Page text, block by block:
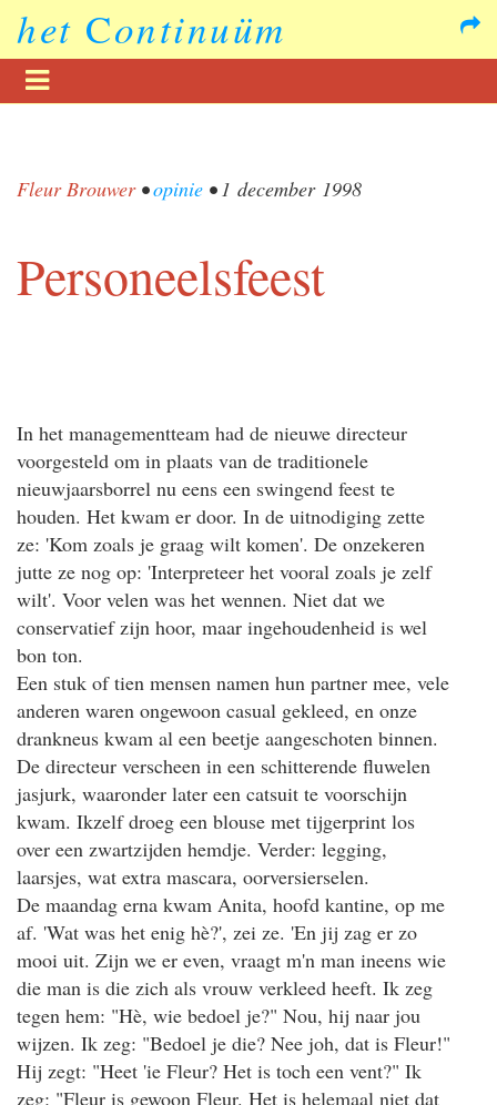
het Continuüm
Fleur Brouwer•opinie • 1 december 1998
Personeelsfeest
In het managementteam had de nieuwe directeur
voorgesteld om in plaats van de traditionele
nieuwjaarsborrel nu eens een swingend feest te
houden. Het kwam er door. In de uitnodiging zette
ze: 'Kom zoals je graag wilt komen'. De onzekeren
jutte ze nog op: 'Interpreteer het vooral zoals je zelf
wilt'. Voor velen was het wennen. Niet dat we
conservatief zijn hoor, maar ingehoudenheid is wel
bon ton.
Een stuk of tien mensen namen hun partner mee, vele
anderen waren ongewoon casual gekleed, en onze
drankneus kwam al een beetje aangeschoten binnen.
De directeur verscheen in een schitterende fluwelen
jasjurk, waaronder later een catsuit te voorschijn
kwam. Ikzelf droeg een blouse met tijgerprint los
over een zwartzijden hemdje. Verder: legging,
laarsjes, wat extra mascara, oorversierselen.
De maandag erna kwam Anita, hoofd kantine, op me
af. 'Wat was het enig hè?', zei ze. 'En jij zag er zo
mooi uit. Zijn we er even, vraagt m'n man ineens wie
die man is die zich als vrouw verkleed heeft. Ik zeg
tegen hem: "Hè, wie bedoel je?" Nou, hij naar jou
wijzen. Ik zeg: "Bedoel je die? Nee joh, dat is Fleur!"
Hij zegt: "Heet 'ie Fleur? Het is toch een vent?" Ik
zeg: "Fleur is gewoon Fleur. Het is helemaal niet dat